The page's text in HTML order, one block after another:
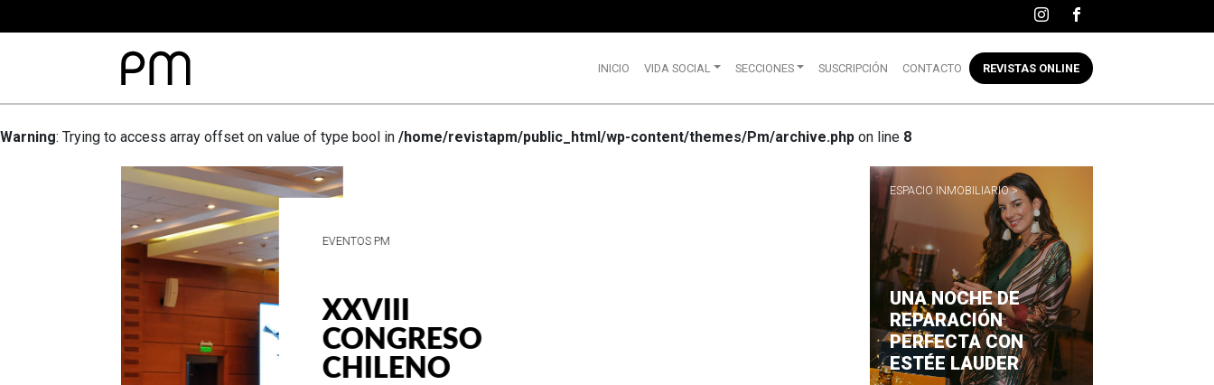
INICIO VIDA SOCIAL SECCIONES SUSCRIPCIÓN CONTACTO REVISTAS ONLINE
Warning: Trying to access array offset on value of type bool in /home/revistapm/public_html/wp-content/themes/Pm/archive.php on line 8
ESPACIO INMOBILIARIO >
UNA NOCHE DE
REPARACIÓN
PERFECTA CON
ESTÉE LAUDER